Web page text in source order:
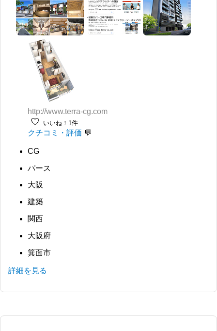
http://www.terra-cg.com
🤍 いいね！1件
クチコミ・評価
CG
パース
大阪
建築
関西
大阪府
箕面市
詳細を見る